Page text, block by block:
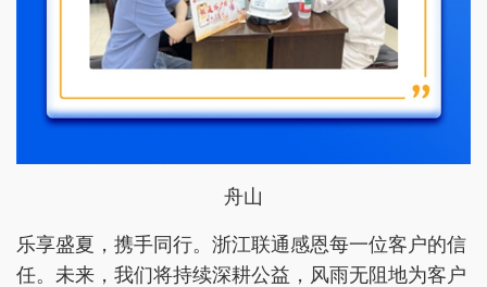
舟山
乐享盛夏，携手同行。浙江联通感恩每一位客户的信
任。未来，我们将持续深耕公益，风雨无阻地为客户